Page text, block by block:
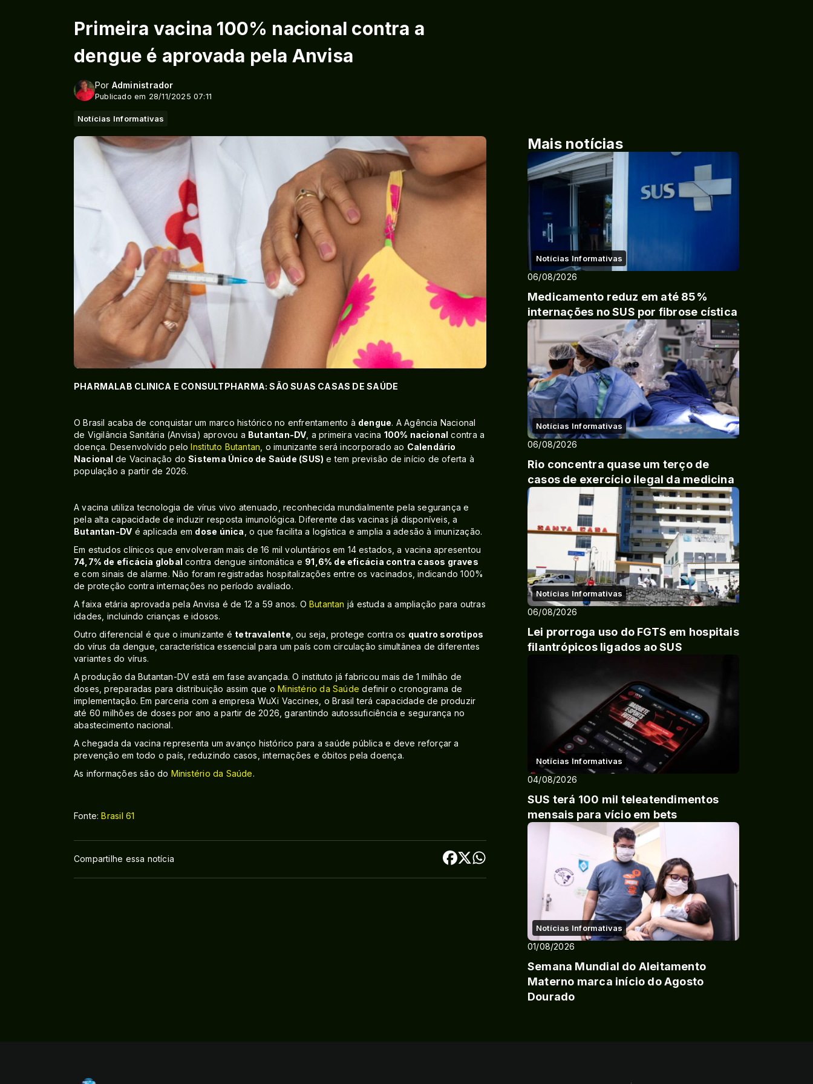
Primeira vacina 100% nacional contra a
dengue é aprovada pela Anvisa
Por Administrador
Publicado em 28/11/2025 07:11
Notícias Informativas
PHARMALAB CLINICA E CONSULTPHARMA: SÃO SUAS CASAS DE SAÚDE
O Brasil acaba de conquistar um marco histórico no enfrentamento à dengue. A Agência Nacional
de Vigilância Sanitária (Anvisa) aprovou a Butantan-DV , a primeira vacina 100% nacional contra a
doença. Desenvolvido peloInstituto Butantan , o imunizante será incorporado ao Calendário
Nacional de Vacinação doSistema Único de Saúde (SUS) e tem previsão de início de oferta à
população a partir de 2026.
A vacina utiliza tecnologia de vírus vivo atenuado, reconhecida mundialmente pela segurança e
pela alta capacidade de induzir resposta imunológica. Diferente das vacinas já disponíveis, a
Butantan-DV é aplicada em dose única , o que facilita a logística e amplia a adesão à imunização.
Em estudos clínicos que envolveram mais de 16 mil voluntários em 14 estados, a vacina apresentou
74,7% de eficácia global contra dengue sintomática e 91,6% de eficácia contra casos graves
e com sinais de alarme. Não foram registradas hospitalizações entre os vacinados, indicando 100%
de proteção contra internações no período avaliado.
A faixa etária aprovada pela Anvisa é de 12 a 59 anos. O Butantan já estuda a ampliação para outras
idades, incluindo crianças e idosos.
Outro diferencial é que o imunizante é tetravalente , ou seja, protege contra os quatro sorotipos
do vírus da dengue, característica essencial para um país com circulação simultânea de diferentes
variantes do vírus.
A produção da Butantan-DV está em fase avançada. O instituto já fabricou mais de 1 milhão de
doses, preparadas para distribuição assim que oMinistério da Saúde definir o cronograma de
implementação. Em parceria com a empresa WuXi Vaccines, o Brasil terá capacidade de produzir
até 60 milhões de doses por ano a partir de 2026, garantindo autossuficiência e segurança no
abastecimento nacional.
A chegada da vacina representa um avanço histórico para a saúde pública e deve reforçar a
prevenção em todo o país, reduzindo casos, internações e óbitos pela doença.
As informações são do Ministério da Saúde.
Fonte:Brasil 61
Compartilhe essa notícia
Mais notícias
Notícias Informativas
06/08/2026
Medicamento reduz em até 85%
internações no SUS por fibrose cística
Notícias Informativas
06/08/2026
Rio concentra quase um terço de
casos de exercício ilegal da medicina
Notícias Informativas
06/08/2026
Lei prorroga uso do FGTS em hospitais
filantrópicos ligados ao SUS
Notícias Informativas
04/08/2026
SUS terá 100 mil teleatendimentos
mensais para vício em bets
Notícias Informativas
01/08/2026
Semana Mundial do Aleitamento
Materno marca início do Agosto
Dourado